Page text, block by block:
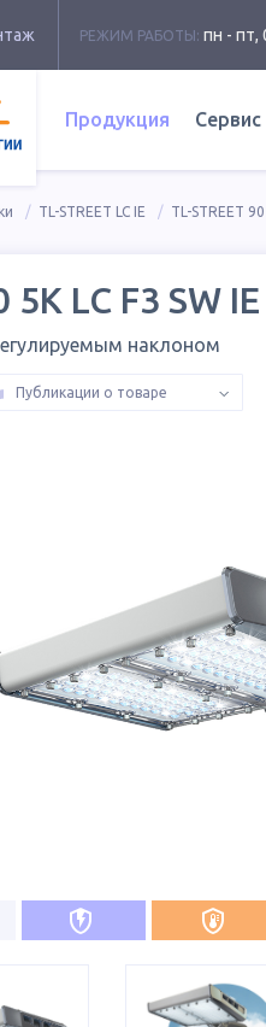
РЕЖИМ РАБОТЫ: пн - пт,
Продукция Сервис
TL-STREET LC IE TL-STREET
5K LC F3 SW IE
наклоном
Публикации о товаре